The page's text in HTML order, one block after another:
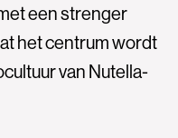
een strenger
het centrum wordt
van Nutella-